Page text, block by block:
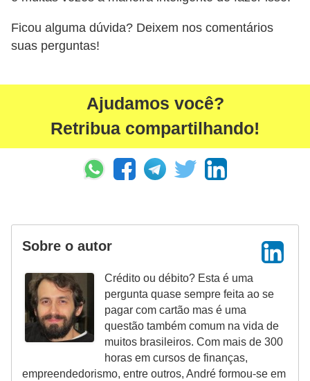
Ficou alguma dúvida? Deixem nos comentários
suas perguntas!
Ajudamos você?
Retribua compartilhando!
Sobre o autor
Crédito ou débito? Esta é uma
pergunta quase sempre feita ao se
pagar com cartão mas é uma
questão também comum na vida de
muitos brasileiros. Com mais de 300
horas em cursos de finanças,
empreendedorismo, entre outros, André formou-se em